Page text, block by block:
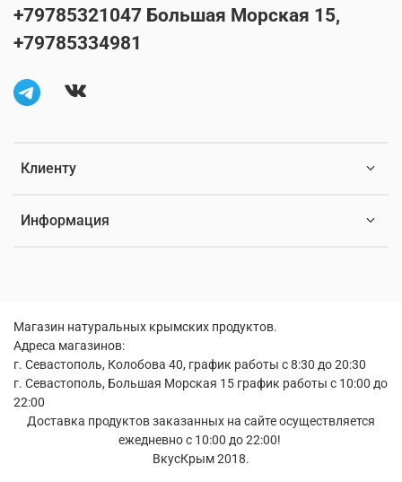
Клиенту
Информация
+79785321047 Большая Морская 15,
+79785334981
Магазин натуральных крымских продуктов.
Адреса магазинов:
г. Севастополь, Колобова 40, график работы с 8:30 до 20:30
г. Севастополь, Большая Морская 15 график работы с 10:00 до
22:00
Доставка продуктов заказанных на сайте осуществляется
ежедневно с 10:00 до 22:00!
ВкусКрым 2018.